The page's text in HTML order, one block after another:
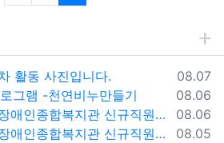
등록일
08.07
활동 사진입니다.
등록일
08.06
그램 -천연비누만들기
등록일
08.06
2026년 영암군장애인종합복지관 신규직원(팀원) 채용 재공고
등록일
08.05
2026년 영암군장애인종합복지관 신규직원(팀원) 채용 재공고 결과